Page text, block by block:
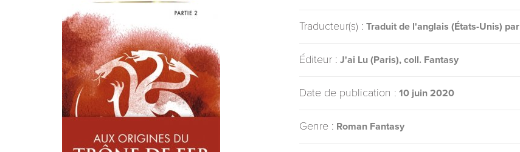
Traducteur(s) : Traduit de l'anglais (États-Unis) par
Éditeur : J'ai Lu (Paris), coll. Fantasy
Date de publication : 10 juin 2020
Genre : Roman Fantasy